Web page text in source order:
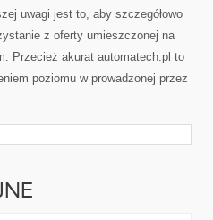
uwagi jest to, aby szczegółowo
z oferty umieszczonej na
Przecież akurat automatech.pl to
poziomu w prowadzonej przez